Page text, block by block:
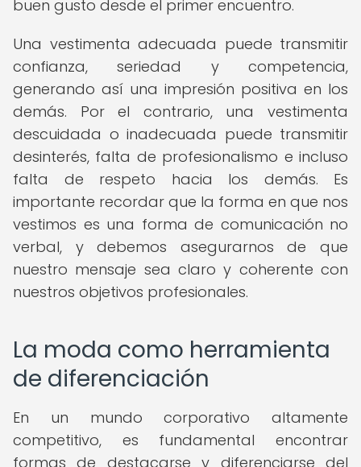
buen gusto desde el primer encuentro.
Una vestimenta adecuada puede transmitir
confianza, seriedad y competencia,
generando así una impresión positiva en los
demás. Por el contrario, una vestimenta
descuidada o inadecuada puede transmitir
desinterés, falta de profesionalismo e incluso
falta de respeto hacia los demás. Es
importante recordar que la forma en que nos
vestimos es una forma de comunicación no
verbal, y debemos asegurarnos de que
nuestro mensaje sea claro y coherente con
nuestros objetivos profesionales.
La moda como herramienta
de diferenciación
En un mundo corporativo altamente
competitivo, es fundamental encontrar
formas de destacarse y diferenciarse del